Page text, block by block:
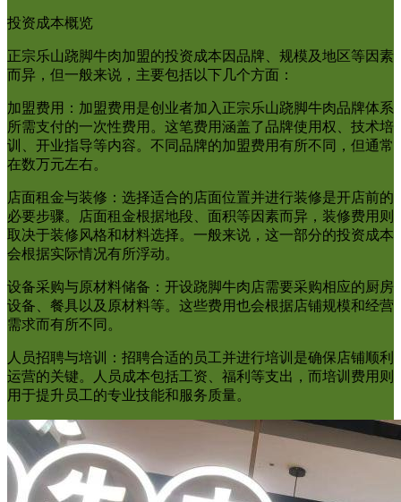
投资成本概览
正宗乐山跷脚牛肉加盟的投资成本因品牌、规模及地区等因素
而异，但一般来说，主要包括以下几个方面：
加盟费用：加盟费用是创业者加入正宗乐山跷脚牛肉品牌体系
所需支付的一次性费用。这笔费用涵盖了品牌使用权、技术培
训、开业指导等内容。不同品牌的加盟费用有所不同，但通常
在数万元左右。
店面租金与装修：选择适合的店面位置并进行装修是开店前的
必要步骤。店面租金根据地段、面积等因素而异，装修费用则
取决于装修风格和材料选择。一般来说，这一部分的投资成本
会根据实际情况有所浮动。
设备采购与原材料储备：开设跷脚牛肉店需要采购相应的厨房
设备、餐具以及原材料等。这些费用也会根据店铺规模和经营
需求而有所不同。
人员招聘与培训：招聘合适的员工并进行培训是确保店铺顺利
运营的关键。人员成本包括工资、福利等支出，而培训费用则
用于提升员工的专业技能和服务质量。